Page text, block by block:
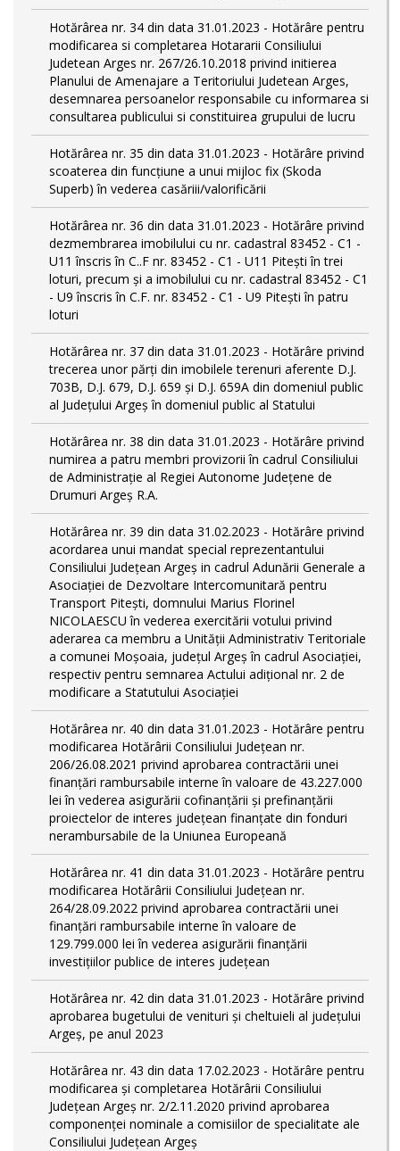
Hotărârea nr. 34 din data 31.01.2023 - Hotărâre pentru
modificarea si completarea Hotararii Consiliului
Judetean Arges nr. 267/26.10.2018 privind initierea
Planului de Amenajare a Teritoriului Judetean Arges,
desemnarea persoanelor responsabile cu informarea si
consultarea publicului si constituirea grupului de lucru
Hotărârea nr. 35 din data 31.01.2023 - Hotărâre privind
scoaterea din funcţiune a unui mijloc fix (Skoda
Superb) în vederea casăriii/valorificării
Hotărârea nr. 36 din data 31.01.2023 - Hotărâre privind
dezmembrarea imobilului cu nr. cadastral 83452 - C1 -
U11 înscris în C..F nr. 83452 - C1 - U11 Piteşti în trei
loturi, precum şi a imobilului cu nr. cadastral 83452 - C1
- U9 înscris în C.F. nr. 83452 - C1 - U9 Piteşti în patru
loturi
Hotărârea nr. 37 din data 31.01.2023 - Hotărâre privind
trecerea unor părţi din imobilele terenuri aferente D.J.
703B, D.J. 679, D.J. 659 şi D.J. 659A din domeniul public
al Judeţului Argeş în domeniul public al Statului
Hotărârea nr. 38 din data 31.01.2023 - Hotărâre privind
numirea a patru membri provizorii în cadrul Consiliului
de Administraţie al Regiei Autonome Judeţene de
Drumuri Argeş R.A.
Hotărârea nr. 39 din data 31.02.2023 - Hotărâre privind
acordarea unui mandat special reprezentantului
Consiliului Judeţean Argeş in cadrul Adunării Generale a
Asociaţiei de Dezvoltare Intercomunitară pentru
Transport Piteşti, domnului Marius Florinel
NICOLAESCU în vederea exercitării votului privind
aderarea ca membru a Unităţii Administrativ Teritoriale
a comunei Moşoaia, judeţul Argeş în cadrul Asociaţiei,
respectiv pentru semnarea Actului adiţional nr. 2 de
modificare a Statutului Asociaţiei
Hotărârea nr. 40 din data 31.01.2023 - Hotărâre pentru
modificarea Hotărârii Consiliului Judeţean nr.
206/26.08.2021 privind aprobarea contractării unei
finanţări rambursabile interne în valoare de 43.227.000
lei în vederea asigurării cofinanţării şi prefinanţării
proiectelor de interes judeţean finanţate din fonduri
nerambursabile de la Uniunea Europeană
Hotărârea nr. 41 din data 31.01.2023 - Hotărâre pentru
modificarea Hotărârii Consiliului Judeţean nr.
264/28.09.2022 privind aprobarea contractării unei
finanţări rambursabile interne în valoare de
129.799.000 lei în vederea asigurării finanţării
investiţiilor publice de interes judeţean
Hotărârea nr. 42 din data 31.01.2023 - Hotărâre privind
aprobarea bugetului de venituri şi cheltuieli al judeţului
Argeş, pe anul 2023
Hotărârea nr. 43 din data 17.02.2023 - Hotărâre pentru
modificarea și completarea Hotărârii Consiliului
Județean Argeș nr. 2/2.11.2020 privind aprobarea
componenței nominale a comisiilor de specialitate ale
Consiliului Județean Argeș